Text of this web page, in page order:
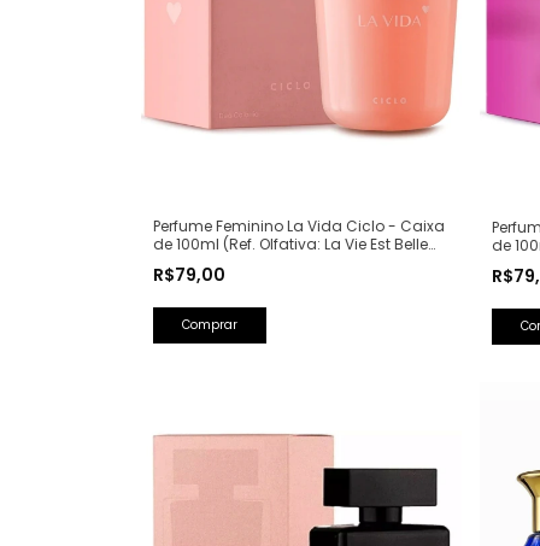
Perfume Feminino La Vida Ciclo - Caixa
de 100ml (Ref. Olfativa: La Vie Est Belle
Lancôme)
R$79,00
de